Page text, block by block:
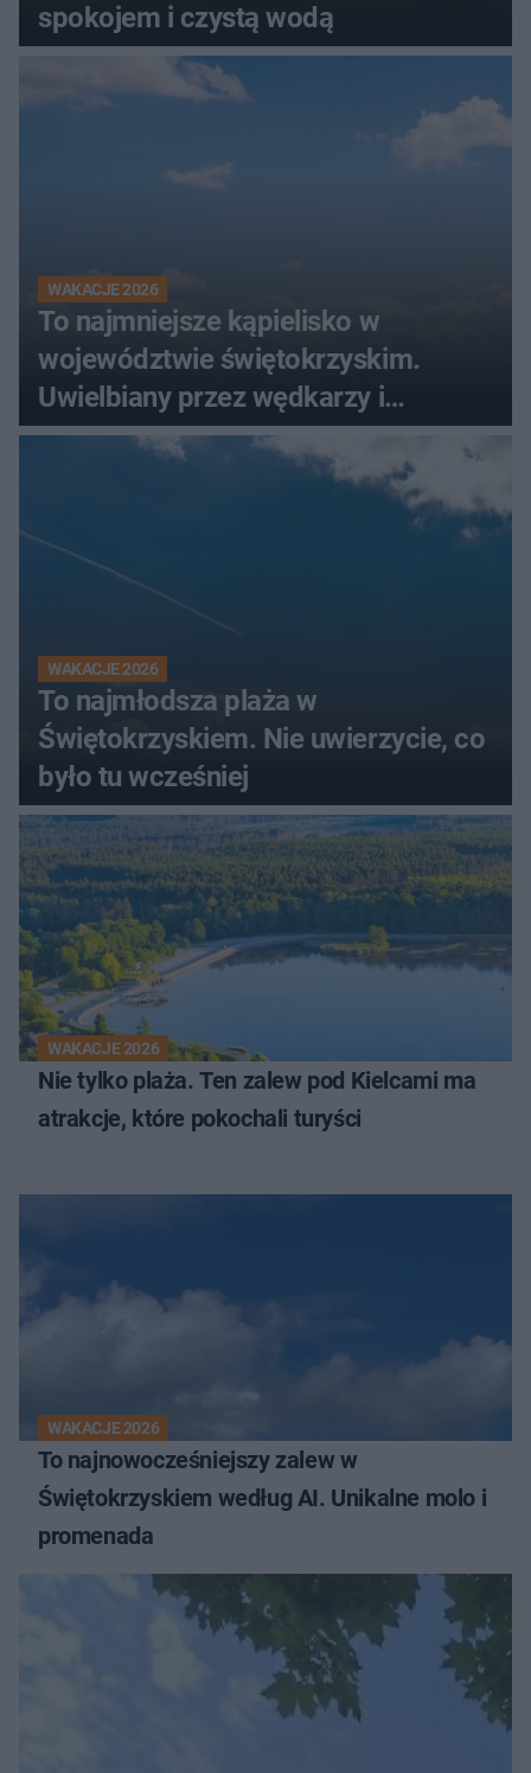
spokojem i czystą wodą
WAKACJE 2026
To najmniejsze kąpielisko w
województwie świętokrzyskim.
Uwielbiany przez wędkarzy i
turystów
WAKACJE 2026
To najmłodsza plaża w
Świętokrzyskiem. Nie uwierzycie, co
było tu wcześniej
WAKACJE 2026
Nie tylko plaża. Ten zalew pod Kielcami ma
atrakcje, które pokochali turyści
WAKACJE 2026
To najnowocześniejszy zalew w
Świętokrzyskiem według AI. Unikalne molo i
promenada